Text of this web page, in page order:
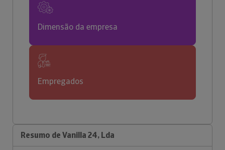
Dimensão da empresa
Empregados
Resumo de Vanilla 24, Lda